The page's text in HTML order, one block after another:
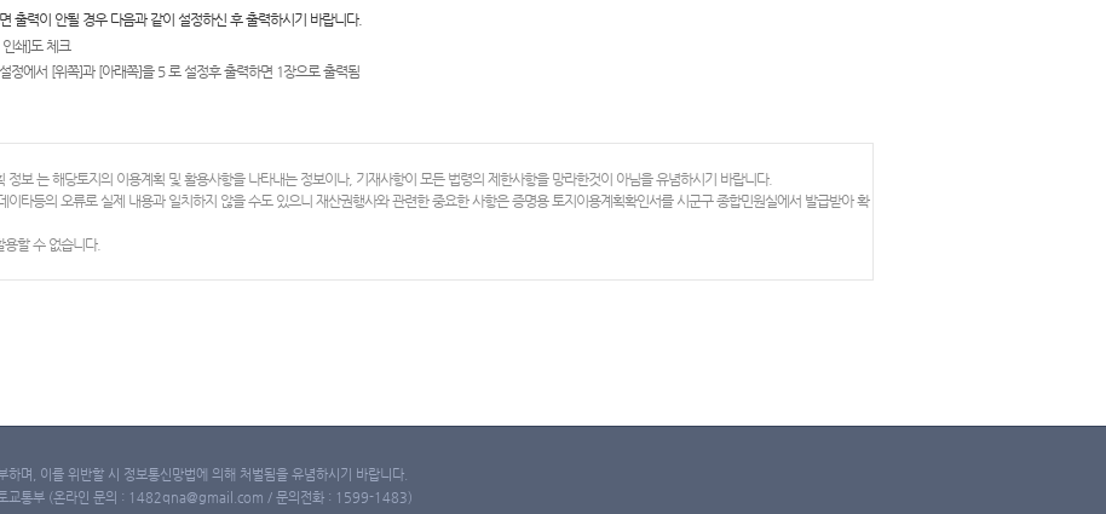
출력이 안될 경우 다음과 같이 설정하신 후 출력하시기 바랍니다.
쇄]도 체크
정에서 [위쪽]과 [아래쪽]을 5 로 설정후 출력하면 1장으로 출력됨
정보 는 해당토지의 이용계획 및 활용사항을 나타내는 정보이나, 기재사항이 모든 법령의 제한사항을 망라한것이 아님을 유념하시기 바랍니다.
이타등의 오류로 실제 내용과 일치하지 않을 수도 있으니 재산권행사와 관련한 중요한 사항은 증명용 토지이용계획확인서를 시군구 종합민원실에서 발급받아 확
할 수 없습니다.
며, 이를 위반할 시 정보통신망법에 의해 처벌됨을 유념하시기 바랍니다.
교통부 (온라인 문의 : 1482qna@gmail.com / 문의전화 : 1599-1483)